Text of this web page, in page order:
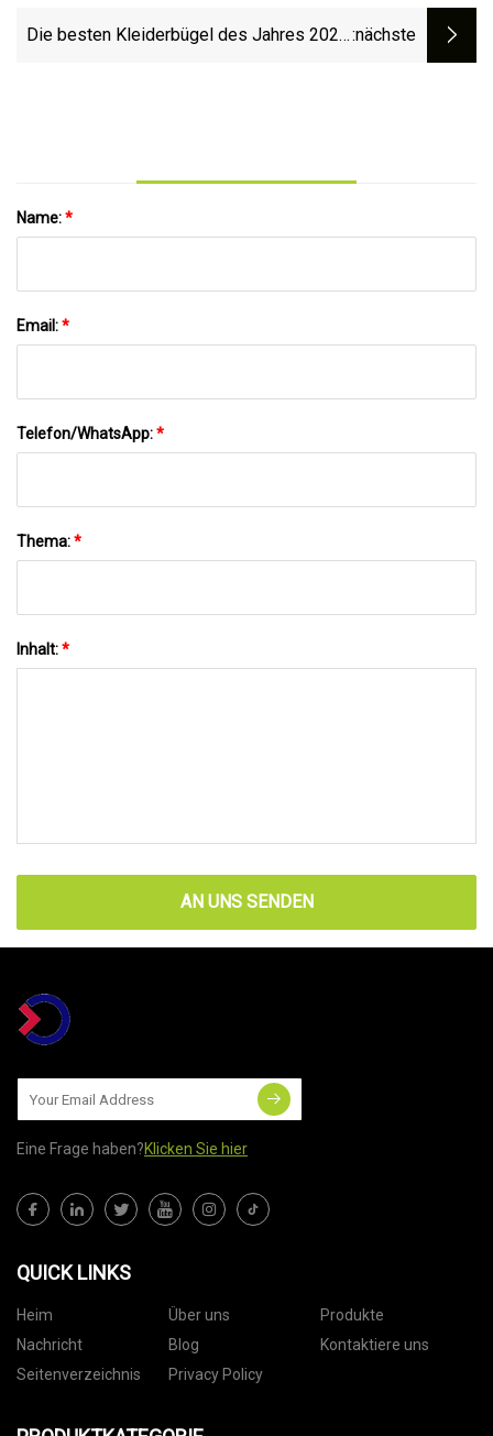
Die besten Kleiderbügel des Jahres 2023::nächste
Name:*
Email:*
Telefon/WhatsApp:*
Thema:*
Inhalt:*
AN UNS SENDEN
Eine Frage haben?Klicken Sie hier
QUICK LINKS
Heim Über uns
Produkte
Nachricht
Blog
Kontaktiere uns
Seitenverzeichnis
Privacy Policy